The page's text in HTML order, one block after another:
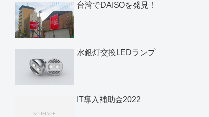
台湾でDAISOを発見！
水銀灯交換LEDランプ
IT導入補助金2022